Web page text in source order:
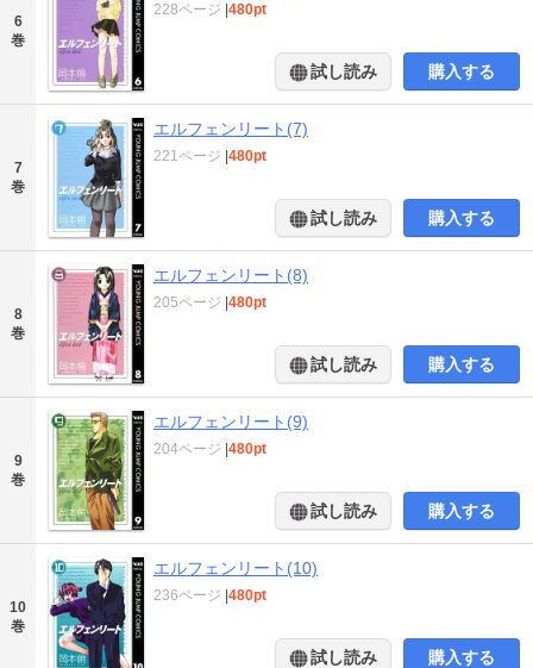
6
巻
228ページ 480pt
試し読み 購入する
7
巻
エルフェンリート(7)
221ページ 480pt
試し読み 購入する
8
巻
エルフェンリート(8)
205ページ 480pt
試し読み 購入する
9
巻
エルフェンリート(9)
204ページ 480pt
試し読み 購入する
10
巻
エルフェンリート(10)
236ページ 480pt
試し読み 購入する